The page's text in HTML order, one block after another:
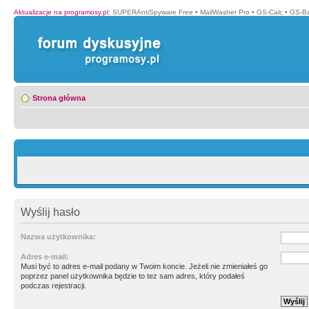
Aktualizacje na programosy.pl: SUPERAntiSpyware Free • MailWasher Pro • GS-Calc • GS-
Strona główna
Wyślij hasło
Nazwa użytkownika:
Adres e-mail:
Musi być to adres e-mail podany w Twoim koncie. Jeżeli nie zmieniałeś go
poprzez panel użytkownika będzie to tez sam adres, który podałeś
podczas rejestracji.